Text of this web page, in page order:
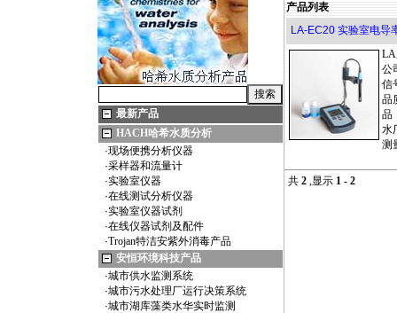
最新产品
HACH哈希水质分析
·现场便携分析仪器
·采样器和流量计
·实验室仪器
·在线测试分析仪器
·实验室仪器试剂
·在线仪器试剂及配件
·Trojan特洁安紫外消毒产品
安恒环境科技产品
·城市供水监测系统
·城市污水处理厂运行决策系统
·城市湖库藻类水华实时监测
产品列表
LA-EC20 实验室电导
LA
公
信
品
品
水
测
共 2 ,显示 1 - 2